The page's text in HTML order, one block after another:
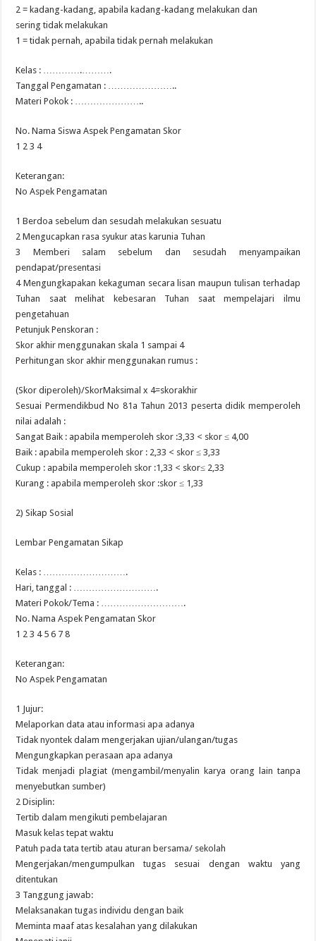
2 = kadang-kadang, apabila kadang-kadang melakukan dan
sering tidak melakukan
1 = tidak pernah, apabila tidak pernah melakukan
Kelas : ………….……….
Tanggal Pengamatan : …………………..
Materi Pokok : …………………..
No. Nama Siswa Aspek Pengamatan Skor
1 2 3 4
Keterangan:
No Aspek Pengamatan
1 Berdoa sebelum dan sesudah melakukan sesuatu
2 Mengucapkan rasa syukur atas karunia Tuhan
3 Memberi salam sebelum dan sesudah menyampaikan
pendapat/presentasi
4 Mengungkapakan kekaguman secara lisan maupun tulisan terhadap
Tuhan saat melihat kebesaran Tuhan saat mempelajari ilmu
pengetahuan
Petunjuk Penskoran :
Skor akhir menggunakan skala 1 sampai 4
Perhitungan skor akhir menggunakan rumus :
(Skor diperoleh)/SkorMaksimal x 4=skorakhir
Sesuai Permendikbud No 81a Tahun 2013 peserta didik memperoleh
nilai adalah :
Sangat Baik : apabila memperoleh skor :3,33 < skor ≤ 4,00
Baik : apabila memperoleh skor : 2,33 < skor ≤ 3,33
Cukup : apabila memperoleh skor :1,33 < skor≤ 2,33
Kurang : apabila memperoleh skor :skor ≤ 1,33
2) Sikap Sosial
Lembar Pengamatan Sikap
Kelas : ……………………….
Hari, tanggal : ……………………….
Materi Pokok/Tema : ……………………….
No. Nama Aspek Pengamatan Skor
1 2 3 4 5 6 7 8
Keterangan:
No Aspek Pengamatan
1 Jujur:
Melaporkan data atau informasi apa adanya
Tidak nyontek dalam mengerjakan ujian/ulangan/tugas
Mengungkapkan perasaan apa adanya
Tidak menjadi plagiat (mengambil/menyalin karya orang lain tanpa
menyebutkan sumber)
2 Disiplin:
Tertib dalam mengikuti pembelajaran
Masuk kelas tepat waktu
Patuh pada tata tertib atau aturan bersama/ sekolah
Mengerjakan/mengumpulkan tugas sesuai dengan waktu yang
ditentukan
3 Tanggung jawab:
Melaksanakan tugas individu dengan baik
Meminta maaf atas kesalahan yang dilakukan